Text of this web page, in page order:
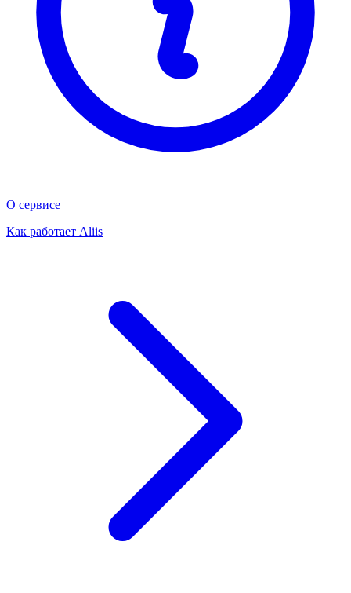
О сервисе
Как работает Aliis